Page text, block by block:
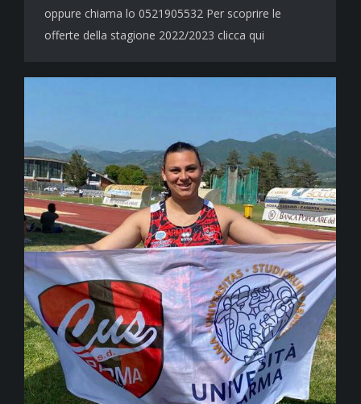
oppure chiama lo 0521905532 Per scoprire le
offerte della stagione 2022/2023 clicca qui